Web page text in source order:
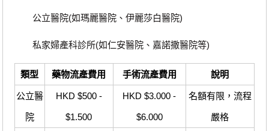
公立醫院(如瑪麗醫院、伊麗莎白醫院)
私家婦產科診所(如仁安醫院、嘉諾撒醫院等)
類型 藥物流產費用 手術流產費用 說明
公立醫
院
HKD $500 -
$1.500
HKD $3.000 -
$6.000
名額有限，流程
嚴格